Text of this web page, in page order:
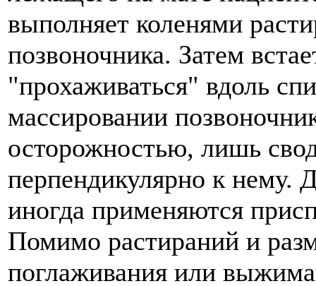
выполняет коленями
позвоночника. Затем
"прохаживаться" вдоль
массировании
осторожностью, лишь
перпендикулярно к нему.
иногда применяются
Помимо растираний и
поглаживания или